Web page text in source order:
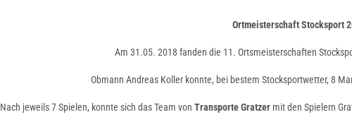
Ortmeisterschaft Stocksport
Am 31.05. 2018 fanden die 11. Ortsmeisterschaften
Obmann Andreas Koller konnte, bei bestem Stocksportwetter, 8
Nach jeweils 7 Spielen, konnte sich das Team von Transporte Gratzer mit den Spielern